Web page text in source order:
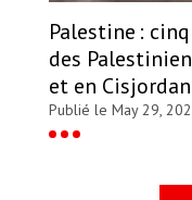
Palestine :
des
et en
Publié le May 29,